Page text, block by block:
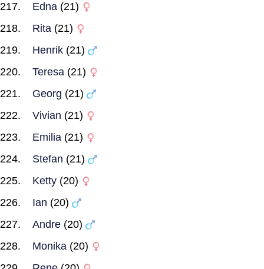
Edna (21)
Rita (21)
Henrik (21)
Teresa (21)
Georg (21)
Vivian (21)
Emilia (21)
Stefan (21)
Ketty (20)
Ian (20)
Andre (20)
Monika (20)